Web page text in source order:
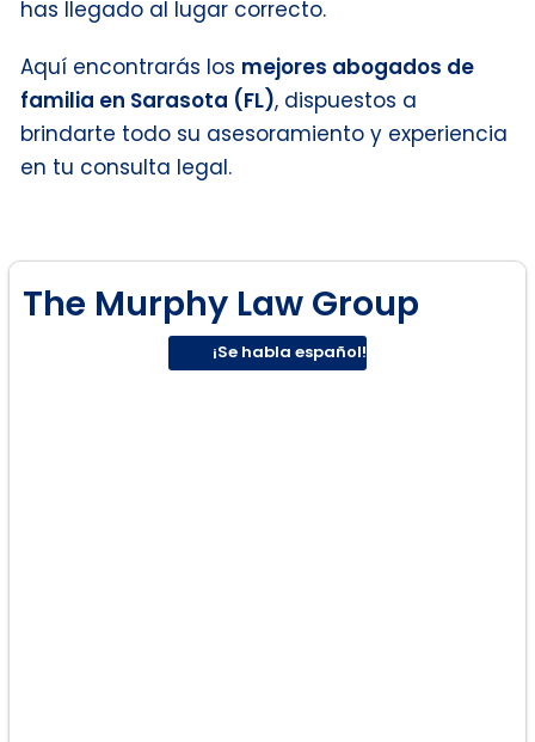
has llegado al lugar correcto.
Aquí encontrarás los mejores abogados de
familia en Sarasota (FL), dispuestos a
brindarte todo su asesoramiento y experiencia
en tu consulta legal.
The Murphy Law Group
¡Se habla español!